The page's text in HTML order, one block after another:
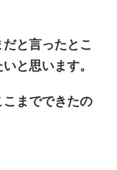
と言ったとこ
と思います。
までできたの